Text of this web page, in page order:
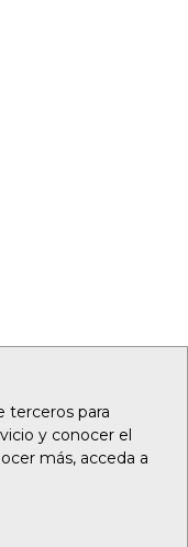
terceros para
y conocer el
más, acceda a